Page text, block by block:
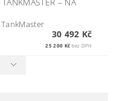
30 492 Kč
25 200 Kč bez DPH